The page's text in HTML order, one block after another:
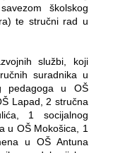
školskog
te stručni rad u
službi, koji
suradnika u
pedagoga u OŠ
Lapad, 2 stručna
1 socijalnog
u OŠ Mokošica, 1
u OŠ Antuna